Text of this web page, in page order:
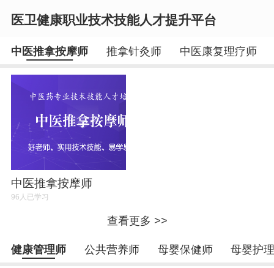
医卫健康职业技术技能人才提升平台
登录 注册
中医推拿按摩师 推拿针灸师 中医康复理疗师
中医推拿按摩师
96人已学习
查看更多 >>
健康管理师 公共营养师 母婴保健师 母婴护